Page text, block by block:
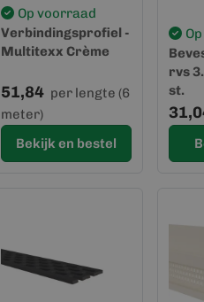
Op voorraad
Verbindingsprofiel -
Multitexx Crème
51,84 per lengte (6
meter)
Bekijk en bestel
rvs
st.